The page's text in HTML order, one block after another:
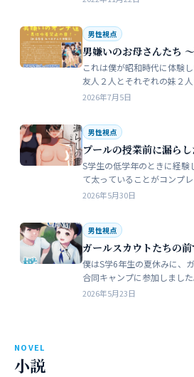
男性視点
男嫌いのお母さんたち
これは僕が昭和時代に体験
友人２人とそれぞれの妹２
水浴に行きました。当時、僕
2026年7月5日
男性視点
プールの授業前に漏ら
S学生の低学年のときに経験
て太っていることがコンプ
込み思案で大人しい性格をし
2026年5月30日
男性視点
ガールスカウトたちの
僕はS学6年生の夏休みに、
合同キャンプに参加しまし
強制的なイベントでした。
2026年5月23日
NOVEL
小説